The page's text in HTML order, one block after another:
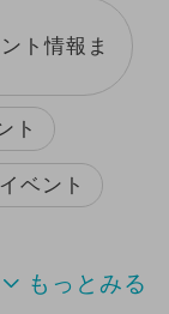
ト情報ま
ト
ベント